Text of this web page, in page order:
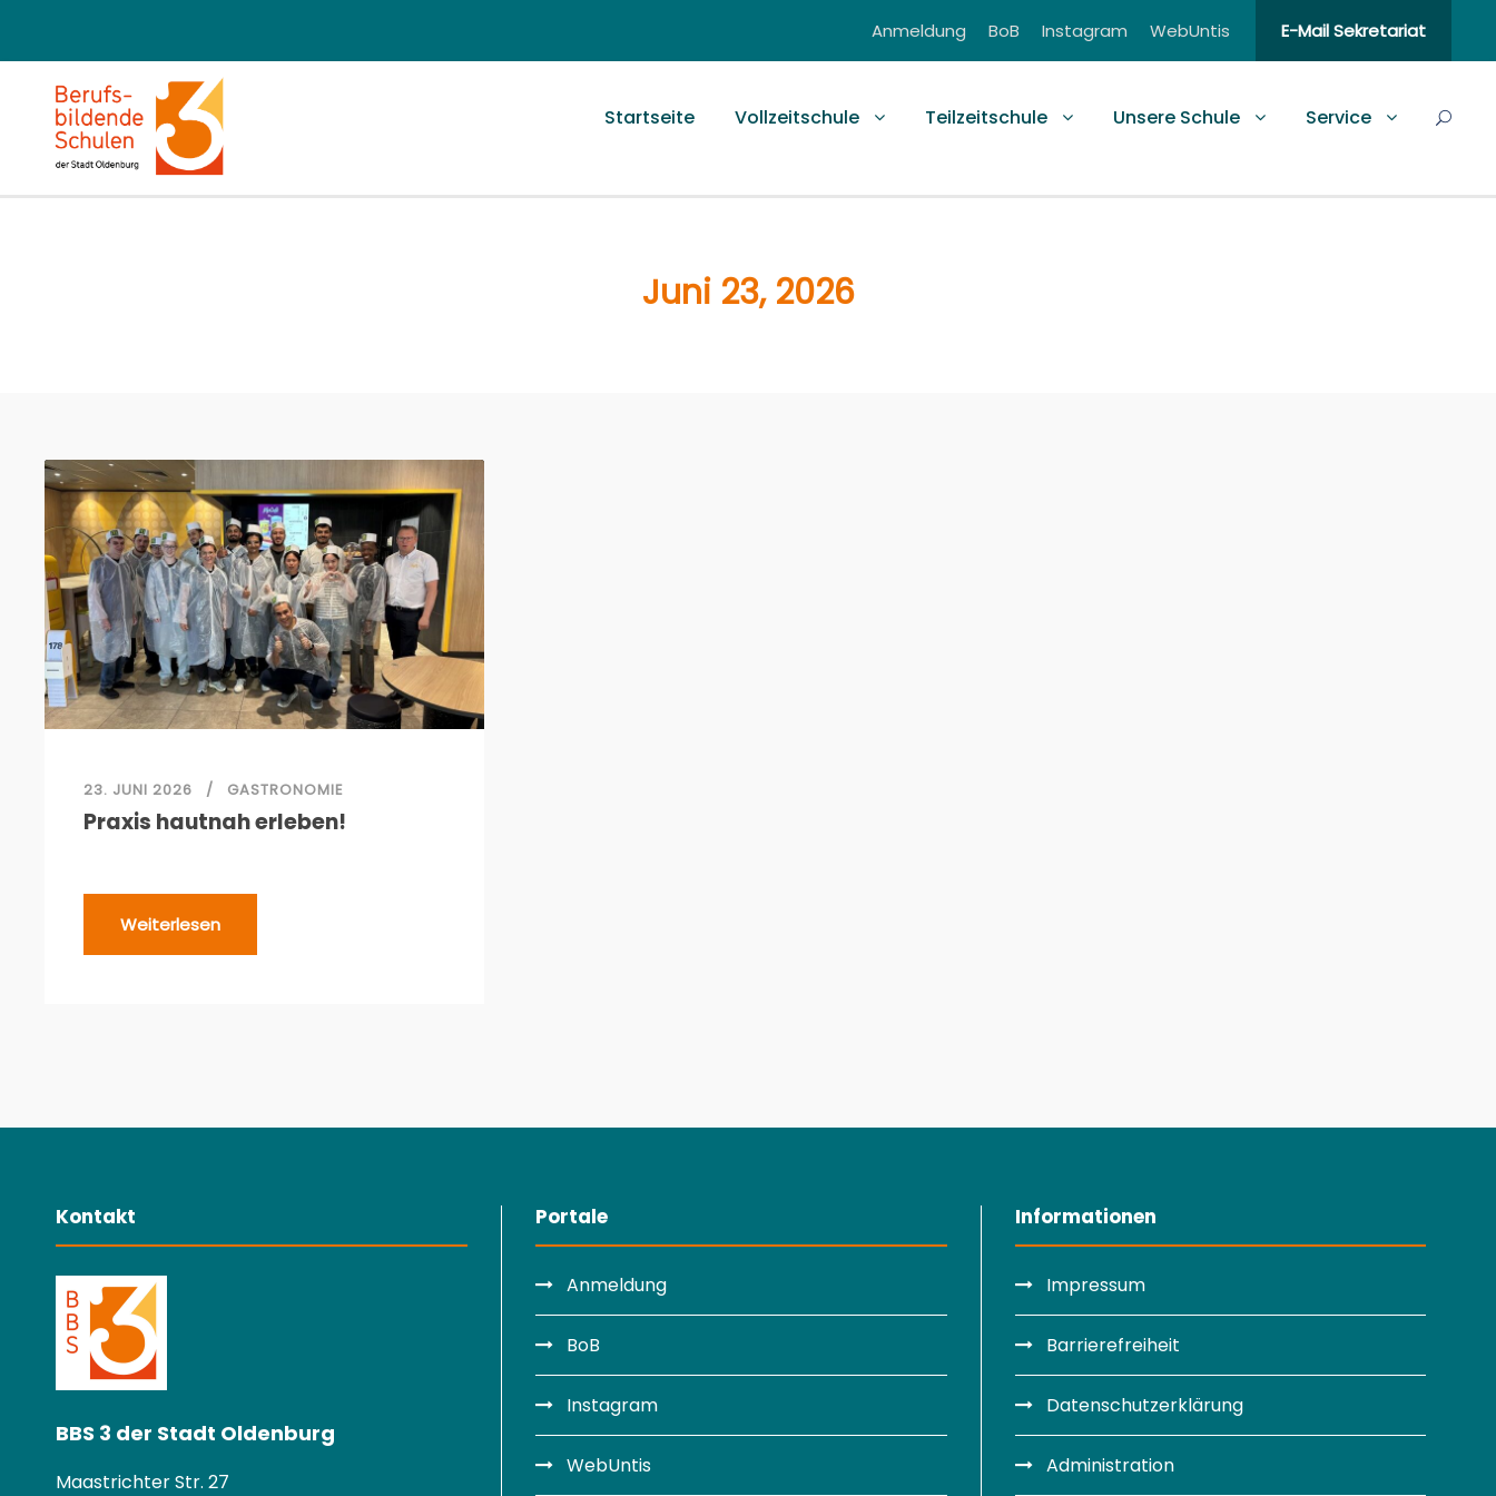
Anmeldung BoB Instagram WebUntis E-Mail Sekretariat
Startseite Vollzeitschule Teilzeitschule Unsere Schule Service
Juni 23, 2026
23. JUNI 2026 GASTRONOMIE
Praxis hautnah erleben!
Weiterlesen
Kontakt
BBS 3 der Stadt Oldenburg
Maastrichter Str. 27
Portale
Anmeldung
BoB
Instagram
WebUntis
Informationen
Impressum
Barrierefreiheit
Datenschutzerklärung
Administration